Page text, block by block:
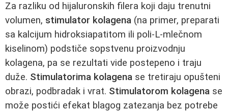
Za razliku od hijaluronskih filera koji daju trenutni
volumen, stimulator kolagena (na primer, preparati
sa kalcijum hidroksiapatitom ili poli-L-mlečnom
kiselinom) podstiče sopstvenu proizvodnju
kolagena, pa se rezultati vide postepeno i traju
duže. Stimulatorima kolagena se tretiraju opušteni
obrazi, podbradak i vrat. Stimulatorom kolagena se
može postići efekat blagog zatezanja bez potrebe